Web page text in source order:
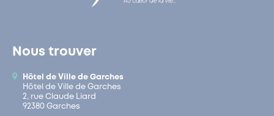
Nous trouver
Hôtel de Ville de Garches
Hôtel de Ville de Garches
2, rue Claude Liard
92380 Garches